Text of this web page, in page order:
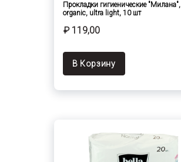
Прокладки гигиенические "Милана",
organic, ultra light, 10 шт
₽ 119,00
В Корзину